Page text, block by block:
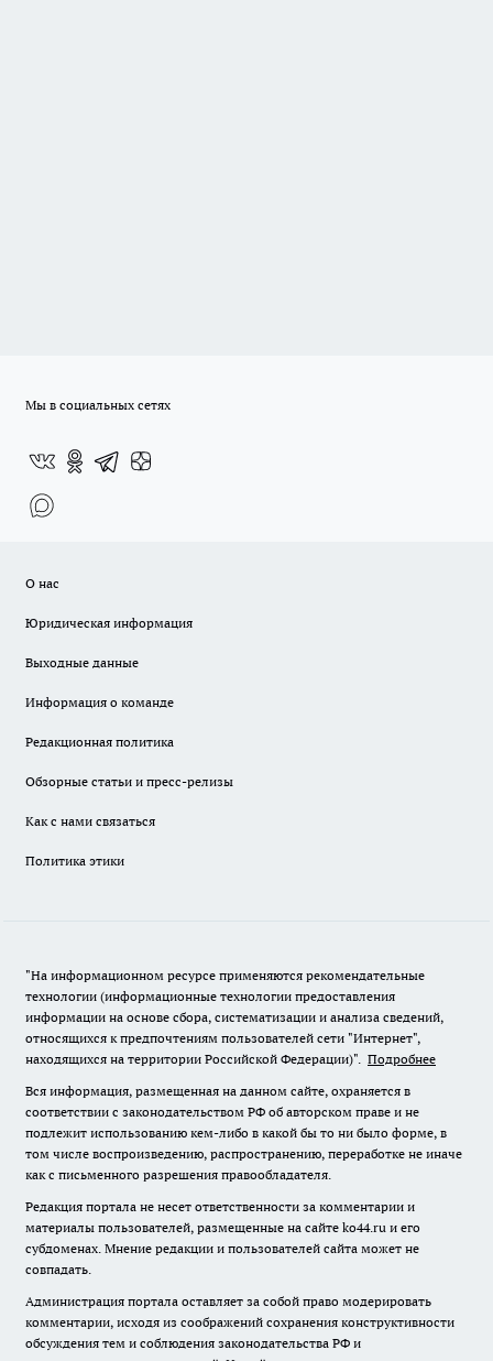
Мы в социальных сетях
О нас
Юридическая информация
Выходные данные
Информация о команде
Редакционная политика
Обзорные статьи и пресс-релизы
Как с нами связаться
Политика этики
"На информационном ресурсе применяются рекомендательные
технологии (информационные технологии предоставления
информации на основе сбора, систематизации и анализа сведений,
относящихся к предпочтениям пользователей сети "Интернет",
находящихся на территории Российской Федерации)". Подробнее
Вся информация, размещенная на данном сайте, охраняется в
соответствии с законодательством РФ об авторском праве и не
подлежит использованию кем-либо в какой бы то ни было форме, в
том числе воспроизведению, распространению, переработке не иначе
как с письменного разрешения правообладателя.
Редакция портала не несет ответственности за комментарии и
материалы пользователей, размещенные на сайте ko44.ru и его
субдоменах. Мнение редакции и пользователей сайта может не
совпадать.
Администрация портала оставляет за собой право модерировать
комментарии, исходя из соображений сохранения конструктивности
обсуждения тем и соблюдения законодательства РФ и